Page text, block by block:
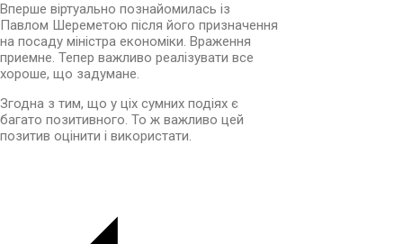
Вперше віртуально познайомилась із
Павлом Шереметою після його призначення
на посаду міністра економіки. Враження
приемне. Тепер важливо реалізувати все
хороше, що задумане.
Згодна з тим, що у ціх сумних подіях є
багато позитивного. То ж важливо цей
позитив оцінити і використати.